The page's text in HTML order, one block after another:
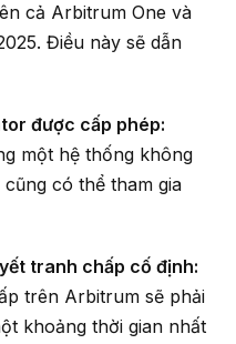
cả Arbitrum One và
Điều này sẽ dẫn
được cấp phép:
một hệ thống không
có thể tham gia
tranh chấp cố định:
trên Arbitrum sẽ phải
khoảng thời gian nhất